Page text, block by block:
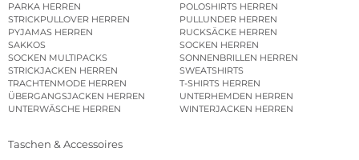
PARKA HERREN
POLOSHIRTS HERREN
STRICKPULLOVER HERREN
PULLUNDER HERREN
PYJAMAS HERREN
RUCKSÄCKE HERREN
SAKKOS
SOCKEN HERREN
SOCKEN MULTIPACKS
SONNENBRILLEN HERREN
STRICKJACKEN HERREN
SWEATSHIRTS
TRACHTENMODE HERREN
T-SHIRTS HERREN
ÜBERGANGSJACKEN HERREN
UNTERHEMDEN HERREN
UNTERWÄSCHE HERREN
WINTERJACKEN HERREN
Taschen & Accessoires